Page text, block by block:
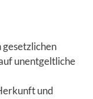
gesetzlichen
unentgeltliche
und